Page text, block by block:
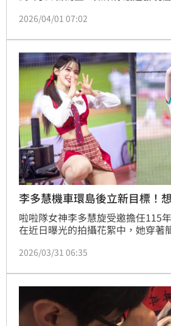
不只會被加徵滯納金，最高甚至會
2026/04/01 07:02
李多慧機車環島後立新目標！
啦啦隊女神李多慧旋受邀擔任115
在近日曝光的拍攝花絮中，她穿著
具，沒想到女神一看見地瓜球眼神
李多慧大讚：「台灣夜市的鹹酥雞
通都愛，能邊吃邊拍簡直是夢幻工
2026/03/31 06:35